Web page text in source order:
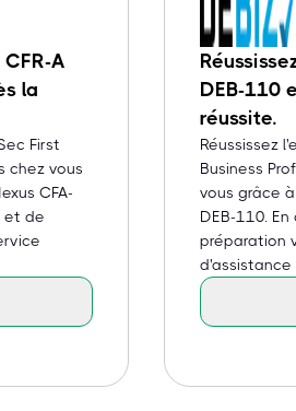
A
la
First
chez vous
CFA-
et de
DEB-110
réussite.
Réussissez
Business
vous grâce
DEB-110.
préparation
d'assistance